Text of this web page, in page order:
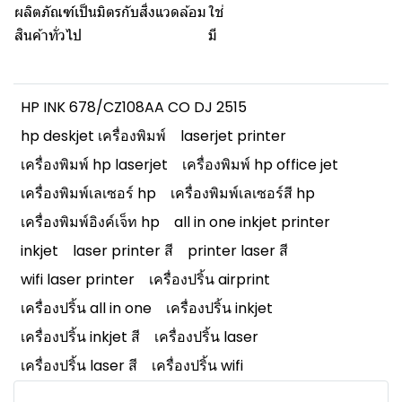
ผลิตภัณฑ์เป็นมิตรกับสิ่งแวดล้อมใช่
สินค้าทั่วไป
มี
HP INK 678/CZ108AA CO DJ 2515
hp deskjet เครื่องพิมพ์
laserjet printer
เครื่องพิมพ์ hp laserjet
เครื่องพิมพ์ hp office jet
เครื่องพิมพ์เลเซอร์ hp
เครื่องพิมพ์เลเซอร์สี hp
เครื่องพิมพ์อิงค์เจ็ท hp
all in one inkjet printer
inkjet
laser printer สี
printer laser สี
wifi laser printer
เครื่องปริ้น airprint
เครื่องปริ้น all in one
เครื่องปริ้น inkjet
เครื่องปริ้น inkjet สี
เครื่องปริ้น laser
เครื่องปริ้น laser สี
เครื่องปริ้น wifi